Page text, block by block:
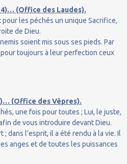
(Office des Laudes).
les péchés un unique Sacrifice,
de Dieu.
soient mis sous ses pieds. Par
toujours à leur perfection ceux
(Office des Vêpres).
une fois pour toutes ; Lui, le juste,
de vous introduire devant Dieu.
; dans l’esprit, il a été rendu à la vie. Il
anges et de toutes les puissances